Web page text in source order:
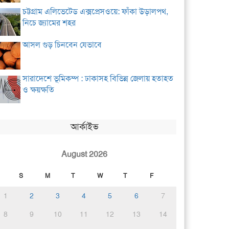
চট্টগ্রাম এলিভেটেড এক্সপ্রেসওয়ে: ফাঁকা উড়ালপথ,
নিচে জ্যামের শহর
আসল গুড় চিনবেন যেভাবে
সারাদেশে ভূমিকম্প : ঢাকাসহ বিভিন্ন জেলায় হতাহত
ও ক্ষয়ক্ষতি
আর্কাইভ
August 2026
S M T W T F
1 2 3 4 5 6
7
8
9 10 11 12 13
14